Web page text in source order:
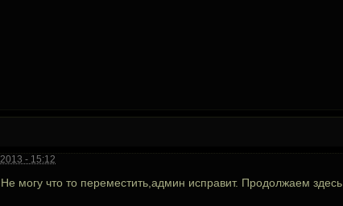
- 15:12
могу что то переместить,админ исправит. Продолжаем здесь